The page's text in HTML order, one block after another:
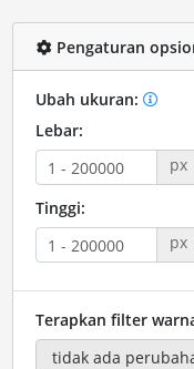
Pengaturan
Ubah ukuran:
Lebar:
px
Tinggi:
px
Terapkan filter